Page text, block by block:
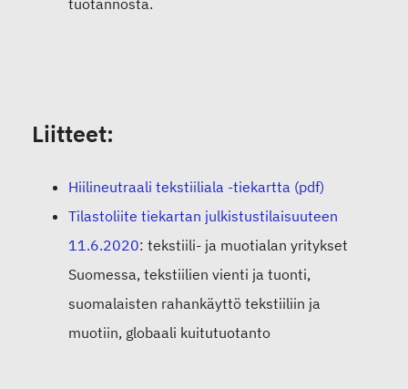
tuotannosta.
Liitteet:
Hiilineutraali tekstiiliala -tiekartta (pdf)
Tilastoliite tiekartan julkistustilaisuuteen
11.6.2020: tekstiili- ja muotialan yritykset
Suomessa, tekstiilien vienti ja tuonti,
suomalaisten rahankäyttö tekstiiliin ja
muotiin, globaali kuitutuotanto